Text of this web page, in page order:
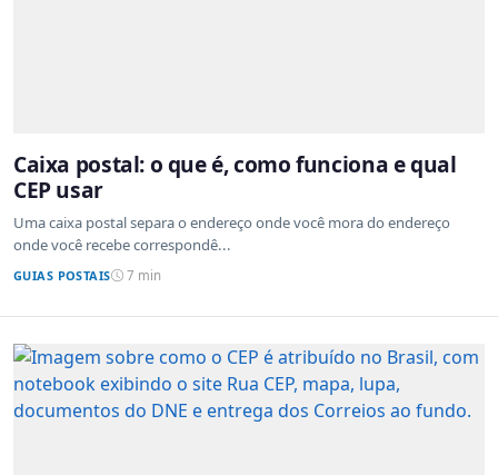
Caixa postal: o que é, como funciona e qual
CEP usar
Uma caixa postal separa o endereço onde você mora do endereço
onde você recebe correspondê...
GUIAS POSTAIS 7 min